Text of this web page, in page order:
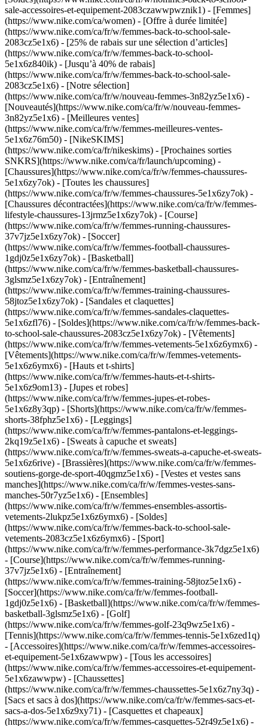
sale-accessoires-et-equipement-2083czawwpwznik1) - [Femmes]
(https://www.nike.com/ca/women) - [Offre à durée limitée]
(https://www.nike.com/ca/fr/w/femmes-back-to-school-sale-
2083cz5e1x6) - [25% de rabais sur une sélection d’articles]
(https://www.nike.com/ca/fr/w/femmes-back-to-school-
5e1x6z840ik) - [Jusqu’à 40% de rabais]
(https://www.nike.com/ca/fr/w/femmes-back-to-school-sale-
2083cz5e1x6) - [Notre sélection]
(https://www.nike.com/ca/fr/w/nouveau-femmes-3n82yz5e1x6) -
[Nouveautés](https://www.nike.com/ca/fr/w/nouveau-femmes-
3n82yz5e1x6) - [Meilleures ventes]
(https://www.nike.com/ca/fr/w/femmes-meilleures-ventes-
5e1x6z76m50) - [NikeSKIMS]
(https://www.nike.com/ca/fr/nikeskims) - [Prochaines sorties
SNKRS](https://www.nike.com/ca/fr/launch/upcoming) -
[Chaussures](https://www.nike.com/ca/fr/w/femmes-chaussures-
5e1x6zy7ok) - [Toutes les chaussures]
(https://www.nike.com/ca/fr/w/femmes-chaussures-5e1x6zy7ok) -
[Chaussures décontractées](https://www.nike.com/ca/fr/w/femmes-
lifestyle-chaussures-13jrmz5e1x6zy7ok) - [Course]
(https://www.nike.com/ca/fr/w/femmes-running-chaussures-
37v7jz5e1x6zy7ok) - [Soccer]
(https://www.nike.com/ca/fr/w/femmes-football-chaussures-
1gdj0z5e1x6zy7ok) - [Basketball]
(https://www.nike.com/ca/fr/w/femmes-basketball-chaussures-
3glsmz5e1x6zy7ok) - [Entraînement]
(https://www.nike.com/ca/fr/w/femmes-training-chaussures-
58jtoz5e1x6zy7ok) - [Sandales et claquettes]
(https://www.nike.com/ca/fr/w/femmes-sandales-claquettes-
5e1x6zfl76) - [Soldes](https://www.nike.com/ca/fr/w/femmes-back-
to-school-sale-chaussures-2083cz5e1x6zy7ok) - [Vêtements]
(https://www.nike.com/ca/fr/w/femmes-vetements-5e1x6z6ymx6) -
[Vêtements](https://www.nike.com/ca/fr/w/femmes-vetements-
5e1x6z6ymx6) - [Hauts et t-shirts]
(https://www.nike.com/ca/fr/w/femmes-hauts-et-t-shirts-
5e1x6z9om13) - [Jupes et robes]
(https://www.nike.com/ca/fr/w/femmes-jupes-et-robes-
5e1x6z8y3qp) - [Shorts](https://www.nike.com/ca/fr/w/femmes-
shorts-38fphz5e1x6) - [Leggings]
(https://www.nike.com/ca/fr/w/femmes-pantalons-et-leggings-
2kq19z5e1x6) - [Sweats à capuche et sweats]
(https://www.nike.com/ca/fr/w/femmes-sweats-a-capuche-et-sweats-
5e1x6z6rive) - [Brassières](https://www.nike.com/ca/fr/w/femmes-
soutiens-gorge-de-sport-40qgmz5e1x6) - [Vestes et vestes sans
manches](https://www.nike.com/ca/fr/w/femmes-vestes-sans-
manches-50r7yz5e1x6) - [Ensembles]
(https://www.nike.com/ca/fr/w/femmes-ensembles-assortis-
vetements-2lukpz5e1x6z6ymx6) - [Soldes]
(https://www.nike.com/ca/fr/w/femmes-back-to-school-sale-
vetements-2083cz5e1x6z6ymx6) - [Sport]
(https://www.nike.com/ca/fr/w/femmes-performance-3k7dgz5e1x6)
- [Course](https://www.nike.com/ca/fr/w/femmes-running-
37v7jz5e1x6) - [Entraînement]
(https://www.nike.com/ca/fr/w/femmes-training-58jtoz5e1x6) -
[Soccer](https://www.nike.com/ca/fr/w/femmes-football-
1gdj0z5e1x6) - [Basketball](https://www.nike.com/ca/fr/w/femmes-
basketball-3glsmz5e1x6) - [Golf]
(https://www.nike.com/ca/fr/w/femmes-golf-23q9wz5e1x6) -
[Tennis](https://www.nike.com/ca/fr/w/femmes-tennis-5e1x6zed1q)
- [Accessoires](https://www.nike.com/ca/fr/w/femmes-accessoires-
et-equipement-5e1x6zawwpw) - [Tous les accessoires]
(https://www.nike.com/ca/fr/w/femmes-accessoires-et-equipement-
5e1x6zawwpw) - [Chaussettes]
(https://www.nike.com/ca/fr/w/femmes-chaussettes-5e1x6z7ny3q) -
[Sacs et sacs à dos](https://www.nike.com/ca/fr/w/femmes-sacs-et-
sacs-a-dos-5e1x6z9xy71) - [Casquettes et chapeaux]
(https://www.nike.com/ca/fr/w/femmes-casquettes-52r49z5e1x6) -